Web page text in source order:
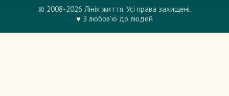
© 2008-2026 Лінія життя. Усі права захищені.
♥ З любов'ю до людей